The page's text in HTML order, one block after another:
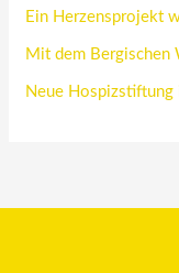
Ein Herzensprojekt
Mit dem Bergischen
Neue Hospizstiftung